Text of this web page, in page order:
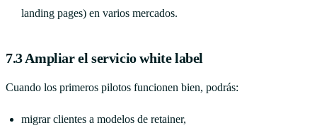
landing pages) en varios mercados.
7.3 Ampliar el servicio white label
Cuando los primeros pilotos funcionen bien, podrás:
migrar clientes a modelos de retainer,